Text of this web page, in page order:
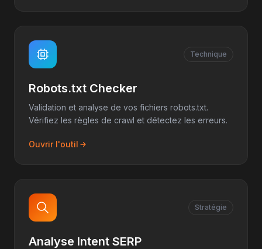
Technique
Robots.txt Checker
Validation et analyse de vos fichiers robots.txt.
Vérifiez les règles de crawl et détectez les erreurs.
Ouvrir l'outil
Stratégie
Analyse Intent SERP